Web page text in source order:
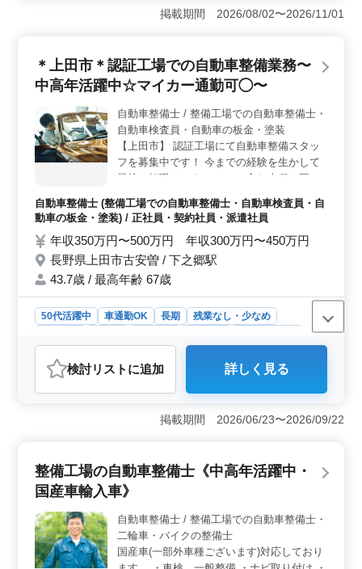
ソリンスタンドでの自動車整備士の募集です。車通勤OK
で無料駐車場が完備されており、残業が少ない柔軟な労
年の技術者が多く活躍しており、ベテランシニア層も歓
迎されています。経験豊富な方々がチームを支え、安定
活かし、新しい環境でのチャレンジを楽しむことができ
ます。 ＜経験を活かせる業務内容＞ 自動車整備に
関する豊富な経験が必要です。整備全般や車検、定期点
検など、幅広い業務を担当します。メカニック経験者や2
級自動車整備士以上の資格を持つ方々が歓迎されていま
います。
掲載期間 2026/08/02〜2026/11/01
＊上田市＊認証工場での自動車整備業務〜
中高年活躍中☆マイカー通勤可◯〜
自動車整備士 / 整備工場での自動車整備士・
自動車検査員・自動車の板金・塗装
【上田市】 認証工場にて自動車整備スタッ
フを募集中です！ 今までの経験を生かして
最後の転職にしませんか？ 主な車種は国産
車になります ＊お仕事内容＊ ・定期点検整
備、納車整備、車検対応 ・部品の交換・取
り付け・補修 ・トラブルシューティング時
の整備業務全般 ＊ポイント＊ ・中高年活躍
中 ・交通費支給 ・社会保険完備 ・マイカー
通勤可能 ＼まずはお気軽にお問い合わせく
自動車整備士 (整備工場での自動車整備士・自動車検査員・自
動車の板金・塗装) / 正社員・契約社員・派遣社員
年収350万円〜500万円 年収300万円〜450万円
長野県上田市古安曽 / 下之郷駅
43.7歳 / 最高年齢 67歳
50代活躍中 車通勤OK 長期
残業なし・少なめ
おすすめポイント
＜安定した勤務環境＞ 残業少なめの勤務時間で、無理
も少なく長期間働けます。週5〜6日の柔軟なシフトでの
勤務です。 ＜中高年に優しい職場＞ 50代からのキ
ャリアチェンジも歓迎。経験を活かし、自動車整備のプ
備で安心して働けます。マイカー通勤も可能で、通勤の
負担を軽減。働きやすい環境が整っています。
検討リスト に追加 詳しく見る
掲載期間 2026/06/23〜2026/09/22
整備工場の自動車整備士《中高年活躍中・
国産車輸入車》
自動車整備士 / 整備工場での自動車整備士・
二輪車・バイクの整備士
国産車(一部外車種ございます)対応しており